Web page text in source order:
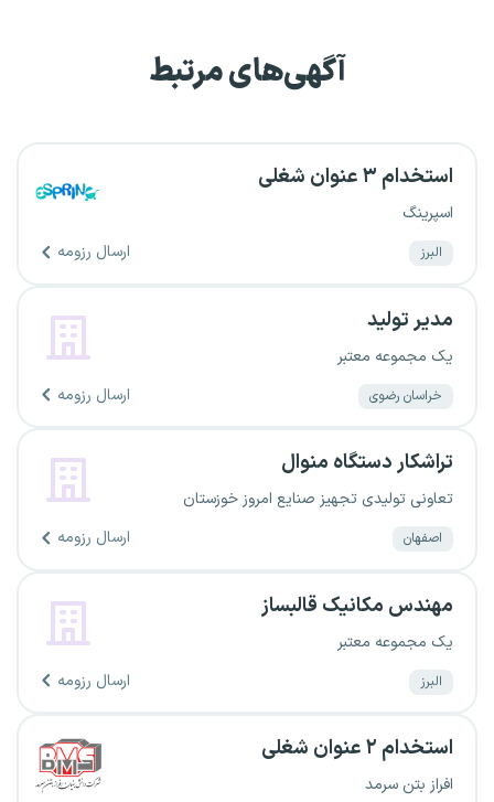
آگهی‌های مرتبط
استخدام ۳ عنوان شغلی
اسپرینگ
البرز ارسال رزومه
مدیر تولید
یک مجموعه معتبر
خراسان رضوی ارسال رزومه
تراشکار دستگاه منوال
تعاونی تولیدی تجهیز صنایع امروز خوزستان
اصفهان ارسال رزومه
مهندس مکانیک قالبساز
یک مجموعه معتبر
البرز ارسال رزومه
استخدام ۲ عنوان شغلی
افراز بتن سرمد